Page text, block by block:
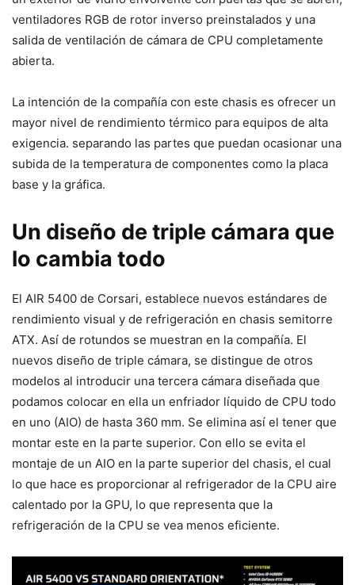
ventiladores RGB de rotor inverso preinstalados y una
salida de ventilación de cámara de CPU completamente
abierta.
La intención de la compañía con este chasis es ofrecer un
mayor nivel de rendimiento térmico para equipos de alta
exigencia. separando las partes que puedan ocasionar una
subida de la temperatura de componentes como la placa
base y la gráfica.
Un diseño de triple cámara que
lo cambia todo
El AIR 5400 de Corsari, establece nuevos estándares de
rendimiento visual y de refrigeración en chasis semitorre
ATX. Así de rotundos se muestran en la compañía. El
nuevos diseño de triple cámara, se distingue de otros
modelos al introducir una tercera cámara diseñada que
podamos colocar en ella un enfriador líquido de CPU todo
en uno (AIO) de hasta 360 mm. Se elimina así el tener que
montar este en la parte superior. Con ello se evita el
montaje de un AIO en la parte superior del chasis, el cual
lo que hace es proporcionar al refrigerador de la CPU aire
calentado por la GPU, lo que representa que la
refrigeración de la CPU se vea menos eficiente.